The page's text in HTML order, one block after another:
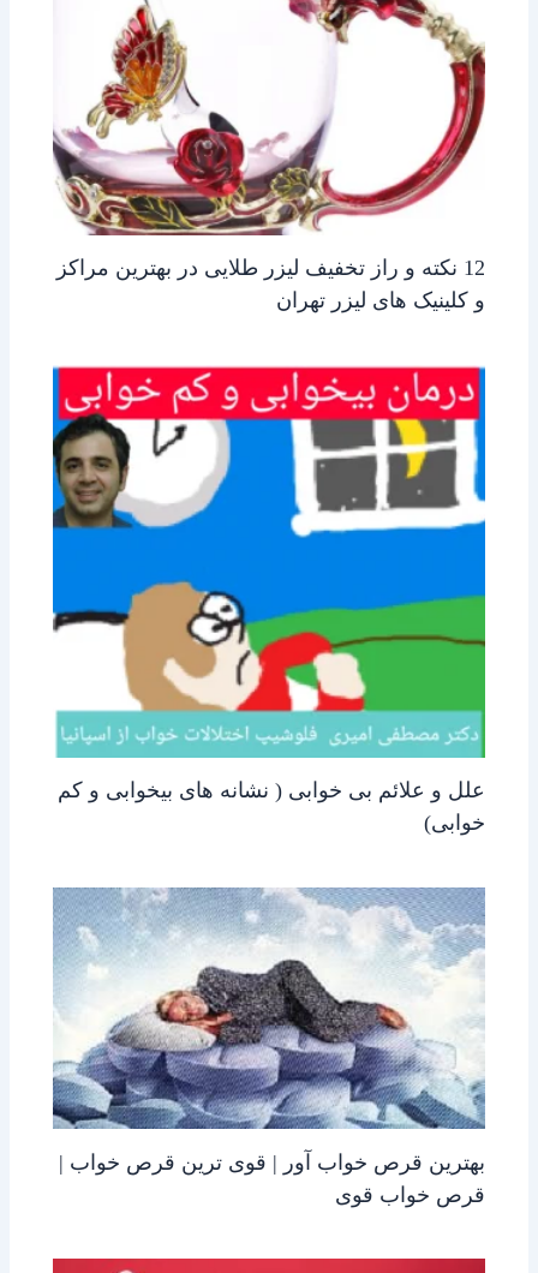
12 نکته و راز تخفیف لیزر طلایی در بهترین مراکز
و کلینیک های لیزر تهران
علل و علائم بی خوابی ( نشانه های بیخوابی و کم
خوابی)
بهترین قرص خواب آور | قوی ترین قرص خواب |
قرص خواب قوی